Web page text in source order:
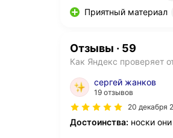
Приятный материал
Отзывы · 59
Как Яндекс проверяет
сергей жанков
19 отзывов
20 декабря
Достоинства: носки